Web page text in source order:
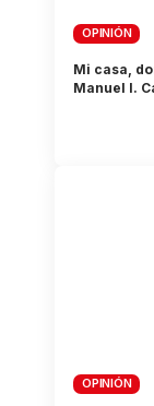
OPINIÓN
Mi casa,
Manuel I.
OPINIÓN